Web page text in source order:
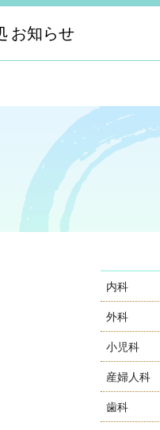
お知らせ
内科
外科
小児科
産婦人科
歯科